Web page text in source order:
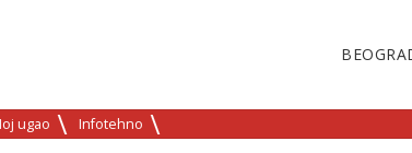
ugao Infotehno